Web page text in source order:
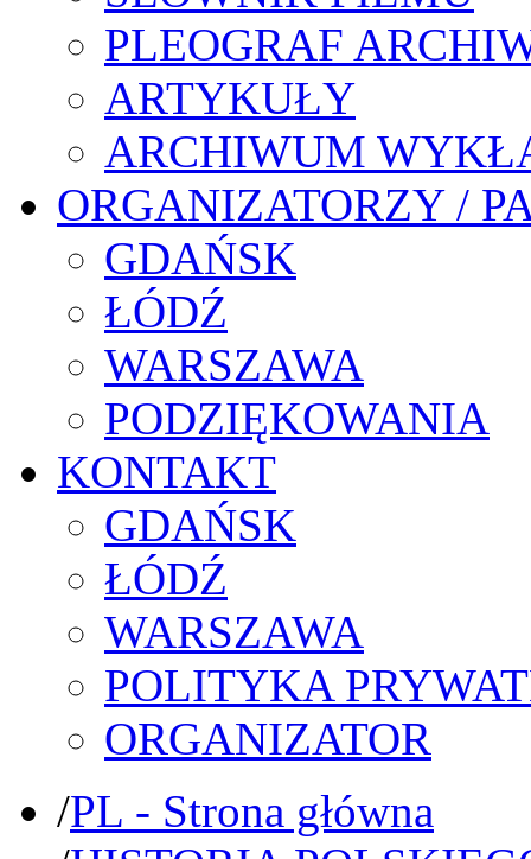
PLEOGRAF
ARTYKUŁY
ARCHIWUM
ORGANIZATORZY /
GDAŃSK
ŁÓDŹ
WARSZAWA
PODZIĘKOWANIA
KONTAKT
GDAŃSK
ŁÓDŹ
WARSZAWA
POLITYKA
ORGANIZATOR
/PL - Strona główna